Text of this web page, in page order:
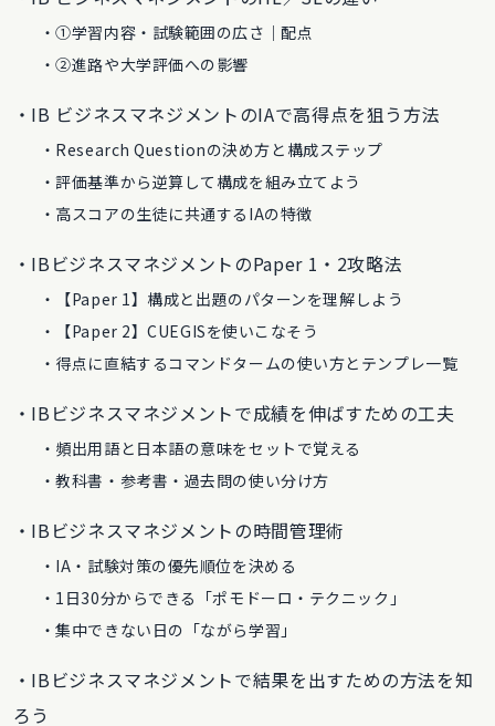
​​①学習内容・試験範囲の広さ｜配点
②進路や大学評価への影響
IB ビジネスマネジメントのIAで高得点を狙う方法
Research Questionの決め方と構成ステップ
評価基準から逆算して構成を組み立てよう
高スコアの生徒に共通するIAの特徴
IBビジネスマネジメントのPaper 1・2攻略法
【Paper 1】構成と出題のパターンを理解しよう
【Paper 2】CUEGISを使いこなそう
得点に直結するコマンドタームの使い方とテンプレ一覧
IBビジネスマネジメントで成績を伸ばすための工夫
頻出用語と日本語の意味をセットで覚える
教科書・参考書・過去問の使い分け方
IBビジネスマネジメントの時間管理術
IA・試験対策の優先順位を決める
1日30分からできる「ポモドーロ・テクニック」
集中できない日の「ながら学習」
IBビジネスマネジメントで結果を出すための方法を知
ろう